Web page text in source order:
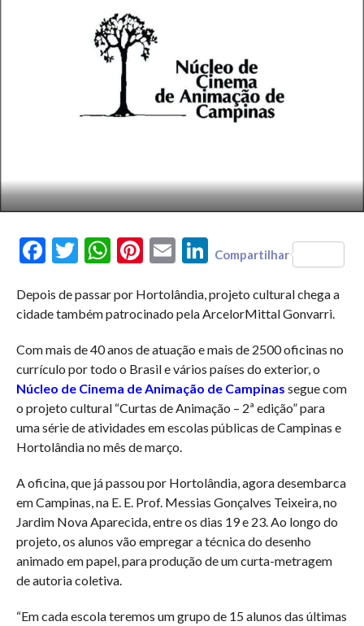
FacebookTwitterWhatsAppPinterest
Email LinkedIn
Compartilhar
Depois de passar por Hortolândia, projeto cultural chega a
cidade também patrocinado pela ArcelorMittal Gonvarri.
Com mais de 40 anos de atuação e mais de 2500 oficinas no
currículo por todo o Brasil e vários países do exterior, o
Núcleo de Cinema de Animação de Campinas segue com
o projeto cultural “Curtas de Animação – 2ª edição” para
uma série de atividades em escolas públicas de Campinas e
Hortolândia no mês de março.
A oficina, que já passou por Hortolândia, agora desembarca
em Campinas, na E. E. Prof. Messias Gonçalves Teixeira, no
Jardim Nova Aparecida, entre os dias 19 e 23. Ao longo do
projeto, os alunos vão empregar a técnica do desenho
animado em papel, para produção de um curta-metragem
de autoria coletiva.
“Em cada escola teremos um grupo de 15 alunos das últimas